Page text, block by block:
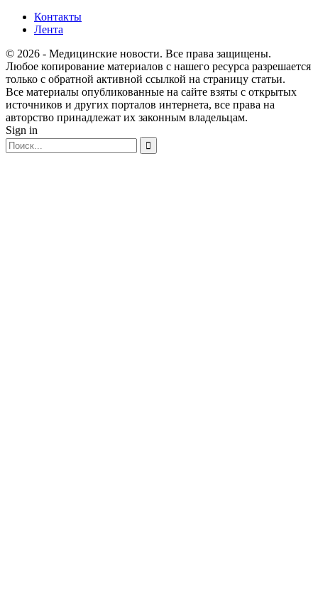
Контакты
Лента
© 2026 - Медицинские новости. Все права защищены.
Любое копирование материалов с нашего ресурса разрешается
только с обратной активной ссылкой на страницу статьи.
Все материалы опубликованные на сайте взяты с открытых
источников и других порталов интернета, все права на
авторство принадлежат их законным владельцам.
Sign in